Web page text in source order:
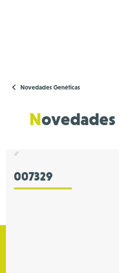
Novedades Genéticas
Novedades
//
007329